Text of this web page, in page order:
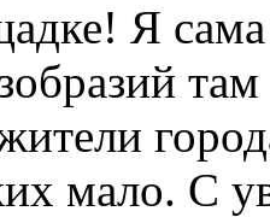
Я сама
мало. С